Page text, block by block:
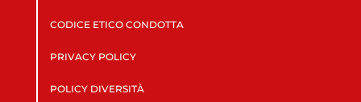
CODICE ETICO CONDOTTA
PRIVACY POLICY
POLICY DIVERSITÀ